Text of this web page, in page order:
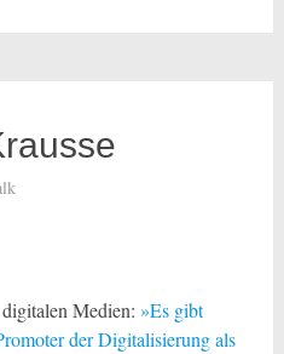
Medien: »Es gibt
der Digitalisierung als